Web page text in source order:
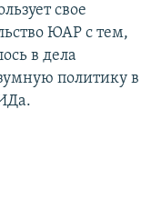
свое
ЮАР с тем,
в дела
политику в